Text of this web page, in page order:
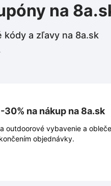
na
kódy a zľavy na 8a.sk
na nákup na 8a.sk
outdoorové vybavenie a
objednávky.